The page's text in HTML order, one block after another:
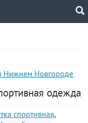
Нижнем Новгороде
одежда
спортивная,